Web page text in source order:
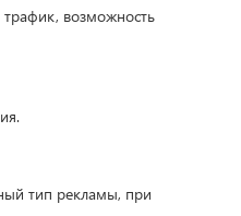
возможность
тип рекламы, при